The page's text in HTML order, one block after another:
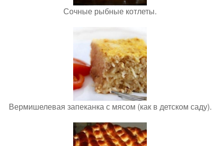
Сочные рыбные котлеты.
Вермишелевая запеканка с мясом (как в детском саду).